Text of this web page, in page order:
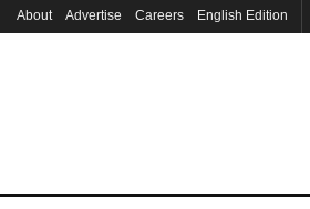
About Advertise Careers English Edition